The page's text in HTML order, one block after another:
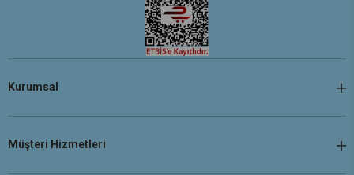
Kurumsal
Müşteri Hizmetleri